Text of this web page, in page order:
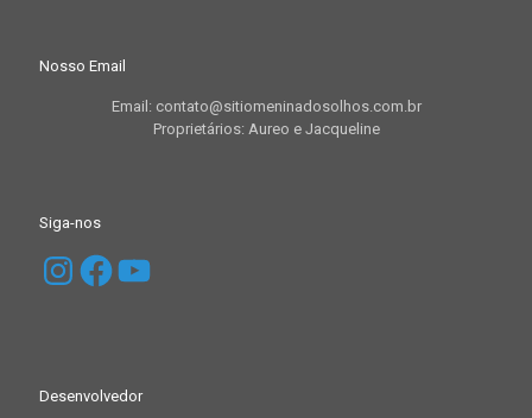
Nosso Email
Email: contato@sitiomeninadosolhos.com.br
Proprietários: Aureo e Jacqueline
Siga-nos
InstagramFacebook
YouTube
Desenvolvedor